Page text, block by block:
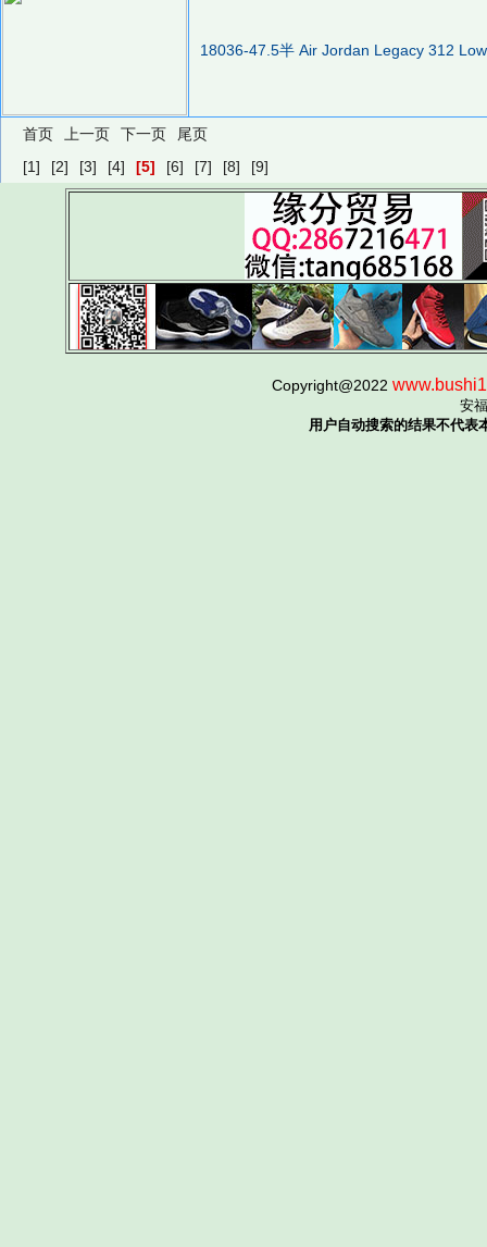
18036-47.5半 Air Jordan Legacy 312
首页 上一页 下一页
尾页
[1]
[2] [3] [4] [5] [6] [7] [8] [9]
Copyright@2022
安
用户自动搜索的结果不代表